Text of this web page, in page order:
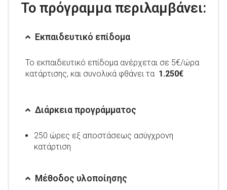
Το πρόγραμμα περιλαμβάνει:
Εκπαιδευτικό επίδομα
Το εκπαιδευτικό επίδομα ανέρχεται σε 5€/ώρα
κατάρτισης, και συνολικά φθάνει τα 1.250€
Διάρκεια προγράμματος
250 ώρες εξ αποστάσεως ασύγχρονη
κατάρτιση
Μέθοδος υλοποίησης